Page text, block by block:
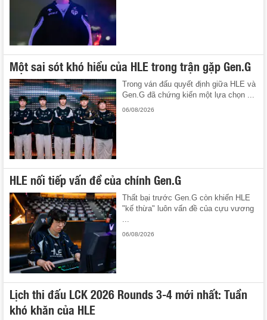
Một sai sót khó hiểu của HLE trong trận gặp Gen.G
Trong ván đấu quyết định giữa HLE và
Gen.G đã chứng kiến một lựa chọn ...
06/08/2026
HLE nối tiếp vấn đề của chính Gen.G
Thất bại trước Gen.G còn khiến HLE
"kế thừa" luôn vấn đề của cựu vương
...
06/08/2026
Lịch thi đấu LCK 2026 Rounds 3-4 mới nhất: Tuần
khó khăn của HLE